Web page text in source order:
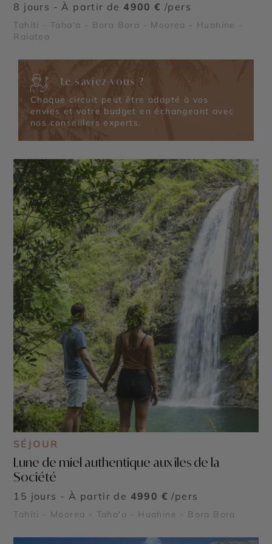
8 jours - À partir de 4900 € /pers
Tahiti - Taha'a - Bora Bora - Moorea - Huahine -
Raiatea
Le saviez-vous ?
Chaque circuit peut être adapté à vos
envies et votre budget en échangeant avec
nos conseillers experts.
SÉJOUR
Lune de miel authentique aux îles de la
Société
15 jours - À partir de 4990 € /pers
Tahiti - Moorea - Taha'a - Huahine - Bora Bora